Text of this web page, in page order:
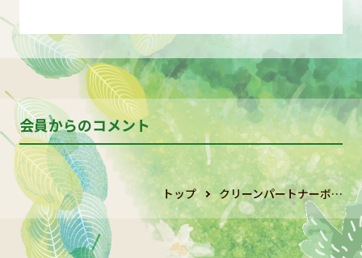
会員からのコメント
トップ クリーンパートナーボ…